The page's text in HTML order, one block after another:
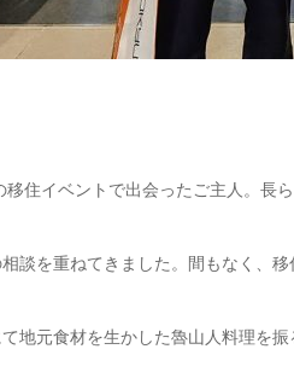
移住イベントで出会ったご主人。長
談を重ねてきました。間もなく、移
地元食材を生かした魯山人料理を振